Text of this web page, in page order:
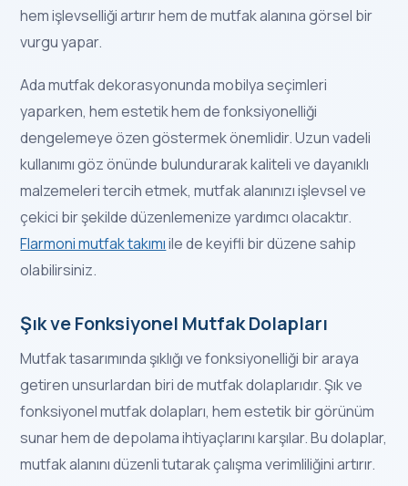
hem işlevselliği artırır hem de mutfak alanına görsel bir
vurgu yapar.
Ada mutfak dekorasyonunda mobilya seçimleri
yaparken, hem estetik hem de fonksiyonelliği
dengelemeye özen göstermek önemlidir. Uzun vadeli
kullanımı göz önünde bulundurarak kaliteli ve dayanıklı
malzemeleri tercih etmek, mutfak alanınızı işlevsel ve
çekici bir şekilde düzenlemenize yardımcı olacaktır.
Flarmoni mutfak takımıile de keyifli bir düzene sahip
olabilirsiniz.
Şık ve Fonksiyonel Mutfak Dolapları
Mutfak tasarımında şıklığı ve fonksiyonelliği bir araya
getiren unsurlardan biri de mutfak dolaplarıdır. Şık ve
fonksiyonel mutfak dolapları, hem estetik bir görünüm
sunar hem de depolama ihtiyaçlarını karşılar. Bu dolaplar,
mutfak alanını düzenli tutarak çalışma verimliliğini artırır.